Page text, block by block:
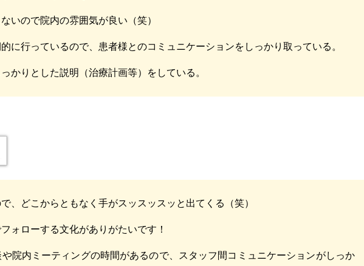
いので院内の雰囲気が良い（笑）
に行っているので、患者様とのコミュニケーションをしっかり取っている。
かりとした説明（治療計画等）をしている。
、どこからともなく手がスッスッスッと出てくる（笑）
ォローする文化がありがたいです！
院内ミーティングの時間があるので、スタッフ間コミュニケーションがしっか